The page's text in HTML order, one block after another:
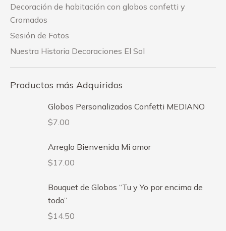
Decoración de habitación con globos confetti y
Cromados
Sesión de Fotos
Nuestra Historia Decoraciones El Sol
Productos más Adquiridos
Globos Personalizados Confetti MEDIANO
$7.00
Arreglo Bienvenida Mi amor
$17.00
Bouquet de Globos “Tu y Yo por encima de
todo”
$14.50